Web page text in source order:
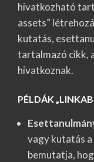
hivatkozható
assets”
kutatás,
tartalmazó cikk,
hivatkoznak.
PÉLDÁK
vagy kutatás
bemutatja,